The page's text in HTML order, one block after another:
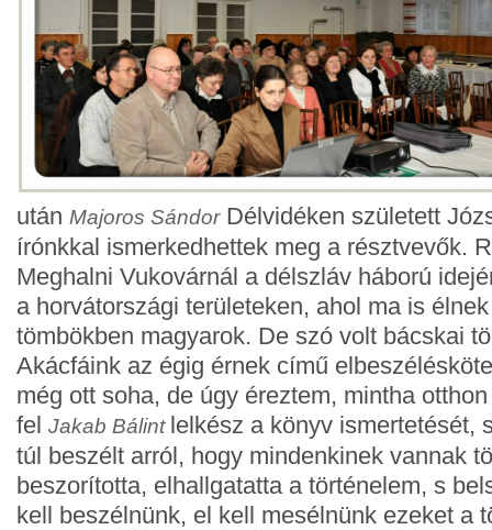
után Majoros SándorDélvidéken született
írónkkal ismerkedhettek meg a résztvevők.
Meghalni Vukovárnál a délszláv háború
a horvátországi területeken, ahol ma is
tömbökben magyarok. De szó volt bácskai
Akácfáink az égig érnek című
még ott soha, de úgy éreztem, mintha
fel Jakab Bálint lelkész a könyv ismertetését,
túl beszélt arról, hogy mindenkinek vannak
beszorította, elhallgatatta a történelem, s
kell beszélnünk, el kell mesélnünk ezeket a